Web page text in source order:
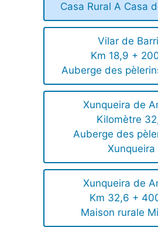
Casa Rural A Casa
Vilar de
Km 18,9 +
Auberge des
Xunqueira de
Kilomètre
Auberge des
Xunqueira
Xunqueira de
Km 32,6 +
Maison rurale